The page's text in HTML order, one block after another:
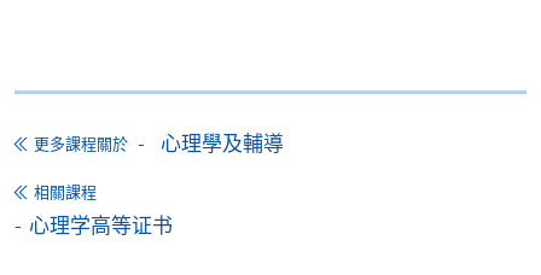
報名代碼
現時接受報名
網上報名
更多課程關於 心理學及輔導
相關課程
心理学高等证书